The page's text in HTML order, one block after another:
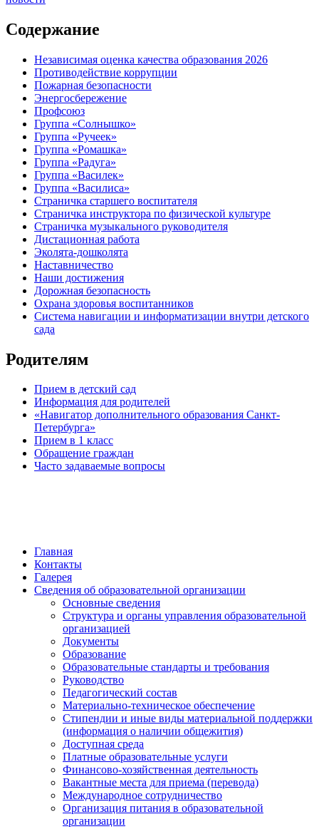
Содержание
Независимая оценка качества образования 2026
Противодействие коррупции
Пожарная безопасности
Энергосбережение
Профсоюз
Группа «Солнышко»
Группа «Ручеек»
Группа «Ромашка»
Группа «Радуга»
Группа «Василек»
Группа «Василиса»
Страничка старшего воспитателя
Страничка инструктора по физической культуре
Страничка музыкального руководителя
Дистационная работа
Эколята-дошколята
Наставничество
Наши достижения
Дорожная безопасность
Охрана здоровья воспитанников
Система навигации и информатизации внутри детского
сада
Родителям
Прием в детский сад
Информация для родителей
«Навигатор дополнительного образования Санкт-
Петербурга»
Прием в 1 класс
Обращение граждан
Часто задаваемые вопросы
Главная
Контакты
Галерея
Сведения об образовательной организации
Основные сведения
Структура и органы управления образовательной
организацией
Документы
Образование
Образовательные стандарты и требования
Руководство
Педагогический состав
Материально-техническое обеспечение
Стипендии и иные виды материальной поддержки
(информация о наличии общежития)
Доступная среда
Платные образовательные услуги
Финансово-хозяйственная деятельность
Вакантные места для приема (перевода)
Международное сотрудничество
Организация питания в образовательной
организации